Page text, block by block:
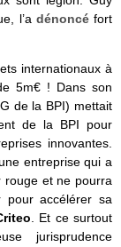
l’a dénoncéfort
internationaux à
5m€ ! Dans son
de la BPI) mettait
de la BPI pour
innovantes.
entreprise qui a
rouge et ne pourra
pour accélérer sa
. Et ce surtout
jurisprudence